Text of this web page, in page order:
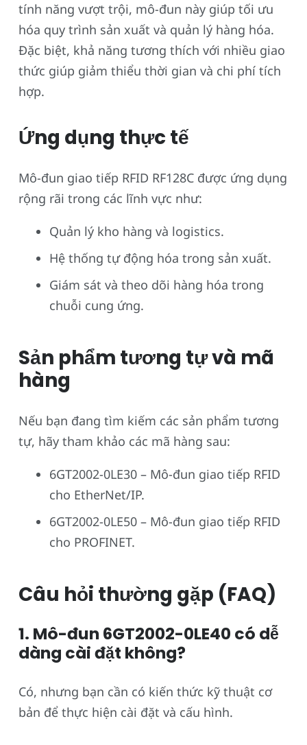
tính năng vượt trội, mô-đun này giúp tối ưu
hóa quy trình sản xuất và quản lý hàng hóa.
Đặc biệt, khả năng tương thích với nhiều giao
thức giúp giảm thiểu thời gian và chi phí tích
hợp.
Ứng dụng thực tế
Mô-đun giao tiếp RFID RF128C được ứng dụng
rộng rãi trong các lĩnh vực như:
Quản lý kho hàng và logistics.
Hệ thống tự động hóa trong sản xuất.
Giám sát và theo dõi hàng hóa trong
chuỗi cung ứng.
Sản phẩm tương tự và mã
hàng
Nếu bạn đang tìm kiếm các sản phẩm tương
tự, hãy tham khảo các mã hàng sau:
6GT2002-0LE30 – Mô-đun giao tiếp RFID
cho EtherNet/IP.
6GT2002-0LE50 – Mô-đun giao tiếp RFID
cho PROFINET.
Câu hỏi thường gặp (FAQ)
1. Mô-đun 6GT2002-0LE40 có dễ
dàng cài đặt không?
Có, nhưng bạn cần có kiến thức kỹ thuật cơ
bản để thực hiện cài đặt và cấu hình.